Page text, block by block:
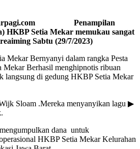
Penampilan
HKBP Setia Mekar memukau sangat
Sabtu (29/7/2023)
Mekar Bernyanyi dalam rangka Pesta
Berhasil menghipnotis ribuan
langsung di gedung HKBP Setia Mekar
Sloam .Mereka menyanyikan lagu ▶
dana untuk
HKBP Setia Mekar Kelurahan